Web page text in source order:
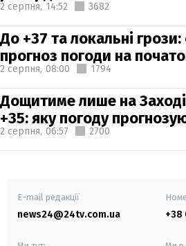
2 серпня, 14:52 3682
До +37 та локальні
прогноз погоди на
2 серпня, 08:00 1794
Дощитиме лише на
+35: яку погоду
2 серпня, 06:57 2700
E-mail редакції
news24@24tv.com.ua +38